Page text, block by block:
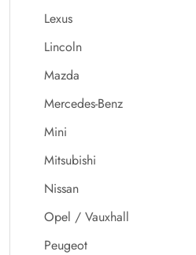
Lexus
Lincoln
Mazda
Mercedes-Benz
Mini
Mitsubishi
Nissan
Opel / Vauxhall
Peugeot